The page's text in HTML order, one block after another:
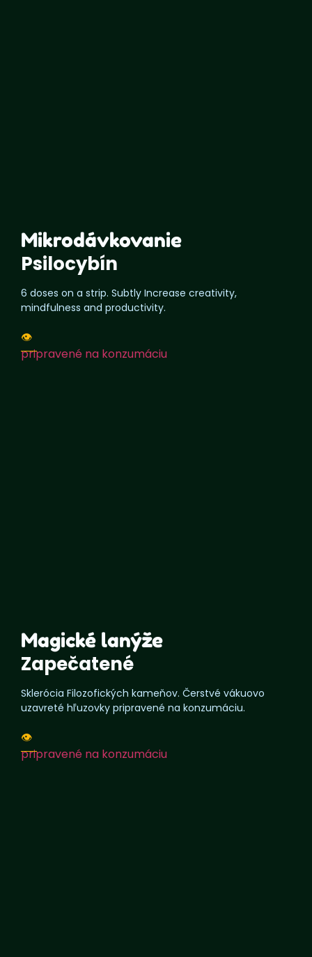
Mikrodávkovanie
Psilocybín
6 doses on a strip. Subtly Increase creativity,
mindfulness and productivity.
👁️
pripravené na konzumáciu
Magické lanýže
Zapečatené
Sklerócia Filozofických kameňov. Čerstvé vákuovo
uzavreté hľuzovky pripravené na konzumáciu.
👁️
pripravené na konzumáciu